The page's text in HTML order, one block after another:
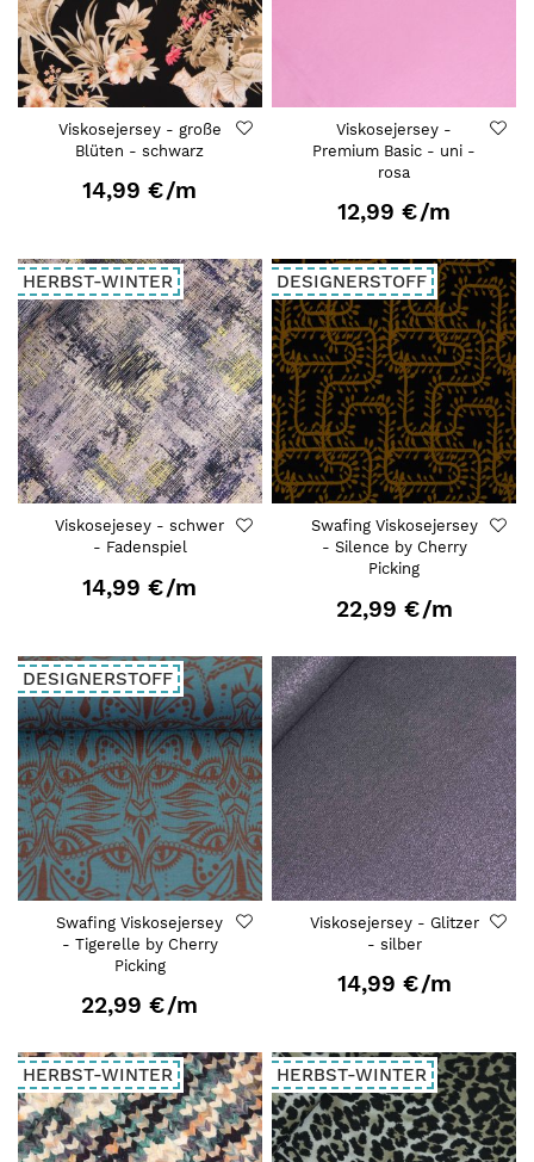
Viskosejersey - große
Blüten - schwarz
14,99 €/m
Viskosejersey -
Premium Basic - uni -
rosa
12,99 €/m
HERBST-WINTER
Viskosejesey - schwer
- Fadenspiel
14,99 €/m
DESIGNERSTOFF
Swafing Viskosejersey
- Silence by Cherry
Picking
22,99 €/m
DESIGNERSTOFF
Swafing Viskosejersey
- Tigerelle by Cherry
Picking
22,99 €/m
Viskosejersey - Glitzer
- silber
14,99 €/m
HERBST-WINTER HERBST-WINTER